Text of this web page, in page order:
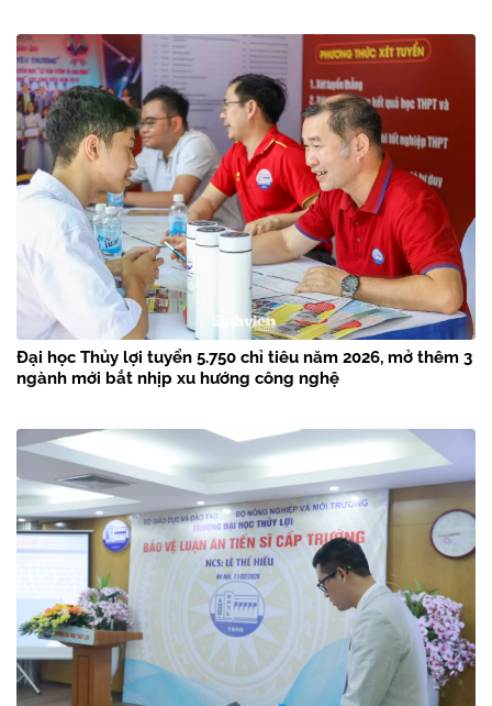
Đại học Thủy lợi tuyển 5.750 chỉ tiêu năm 2026, mở thêm 3
ngành mới bắt nhịp xu hướng công nghệ